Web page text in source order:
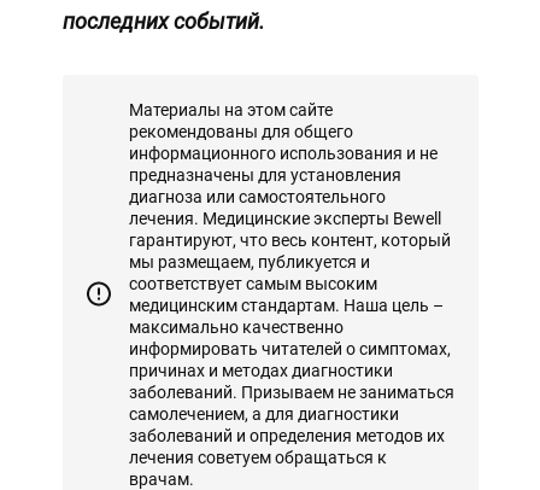
последних событий.
Материалы на этом сайте
рекомендованы для общего
информационного использования и не
предназначены для установления
диагноза или самостоятельного
лечения. Медицинские эксперты Bewell
гарантируют, что весь контент, который
мы размещаем, публикуется и
соответствует самым высоким
медицинским стандартам. Наша цель –
максимально качественно
информировать читателей о симптомах,
причинах и методах диагностики
заболеваний. Призываем не заниматься
самолечением, а для диагностики
заболеваний и определения методов их
лечения советуем обращаться к
врачам.